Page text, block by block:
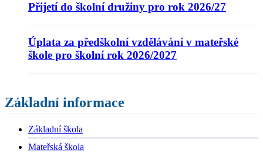
Přijetí do školní družiny pro rok 2026/27
Úplata za předškolní vzdělávání v mateřské
škole pro školní rok 2026/2027
Základní informace
Základní škola
Mateřská škola